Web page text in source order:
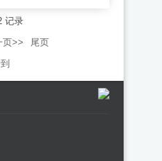
记录
页>>
尾页